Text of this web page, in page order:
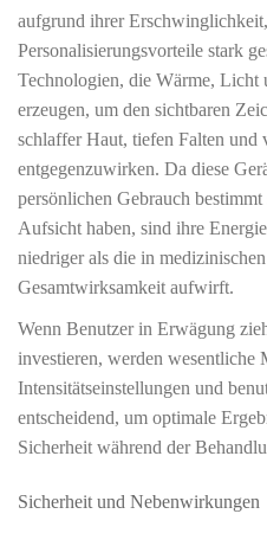
aufgrund ihrer
Personalisierungsvorteile stark
Technologien, die Wärme, Licht
erzeugen, um den sichtbaren
schlaffer Haut, tiefen Falten und
entgegenzuwirken. Da diese
persönlichen Gebrauch
Aufsicht haben, sind ihre
niedriger als die in
Gesamtwirksamkeit aufwirft.
Wenn Benutzer in Erwägung
investieren, werden wesentliche
Intensitätseinstellungen und
entscheidend, um optimale
Sicherheit während der
Sicherheit und Nebenwirkungen